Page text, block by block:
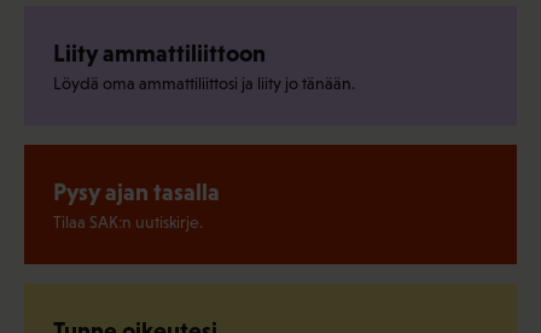
Liity ammattiliittoon
Löydä oma ammattiliittosi ja liity jo tänään.
Pysy ajan tasalla
Tilaa SAK:n uutiskirje.